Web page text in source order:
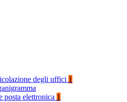
degli uffici 1
posta elettronica 1